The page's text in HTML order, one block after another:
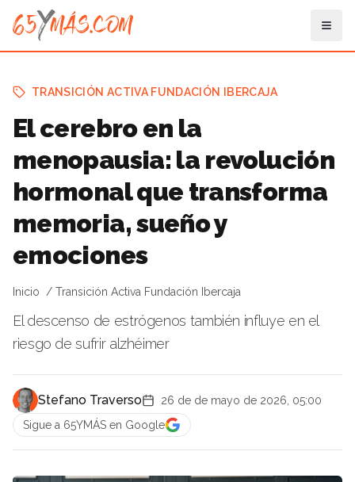
TRANSICIÓN ACTIVA FUNDACIÓN IBERCAJA
El cerebro en la
menopausia: la revolución
hormonal que transforma
memoria, sueño y
emociones
Inicio Transición Activa Fundación Ibercaja
El descenso de estrógenos también influye en el
riesgo de sufrir alzhéimer
Stefano Traverso
26 de de mayo de 2026, 05:00
Sigue a 65YMÁS en Google